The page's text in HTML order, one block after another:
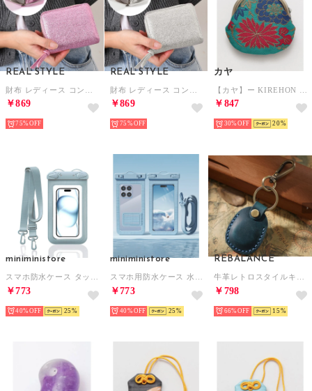
REAL STYLE
￥869
75%
REAL STYLE
￥869
75%
カヤ
￥847
30% 20
miniministore
スマホ防水ケース タッチ可 スマホポーチ （ライトブルー）
￥773
40% 25
miniministore
スマホ用防水ケース 水中撮影スマホポーチ （ライトブルー）
￥773
40% 25
REBALANCE
牛革レトロスタイルキーホルダー （ブルー）
￥798
66% 15